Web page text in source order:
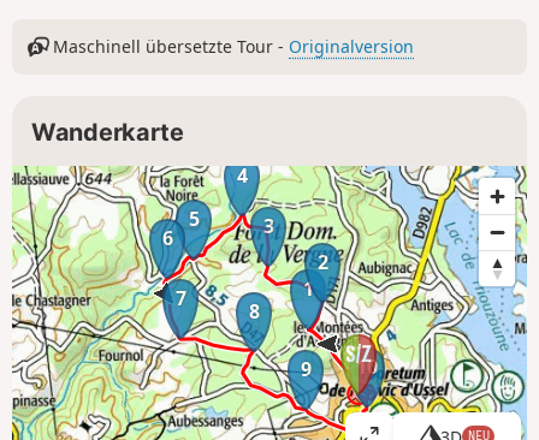
Maschinell übersetzte Tour - Originalversion
Wanderkarte
1
2
3
4
5
6
7 8
9 10
NEU